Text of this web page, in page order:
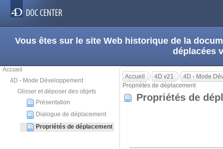
Vous êtes sur le site Web historique de la
déplacées
Accueil
4D - Mode Développement
Glisser et déposer des objets
Présentation
Dialogue de déplacement
Propriétés de déplacement
Accueil 4D v21
4D - Mode
Propriétés de déplacement
Propriétés de